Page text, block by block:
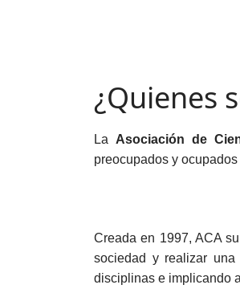
¿Quienes
La Asociación de
preocupados y
Creada en 1997, ACA
sociedad y realizar
disciplinas e implicando